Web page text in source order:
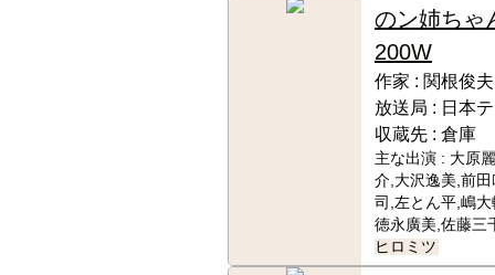
のン姉ちゃ
200W
作家 : 関根俊夫
放送局 : 日本
収蔵先 : 倉庫
主な出演 : 大原
介,大沢逸美,前
司,左とん平,嶋
徳永廣美,佐藤三
ヒロミツ